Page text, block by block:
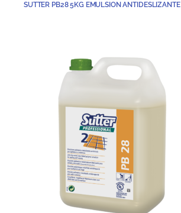
SUTTER PB28 5KG EMULSION ANTIDESLIZANTE